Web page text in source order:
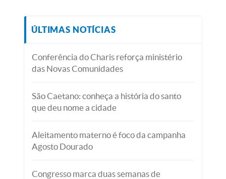
ÚLTIMAS NOTÍCIAS
Conferência do Charis reforça ministério
das Novas Comunidades
São Caetano: conheça a história do santo
que deu nome a cidade
Aleitamento materno é foco da campanha
Agosto Dourado
Congresso marca duas semanas de